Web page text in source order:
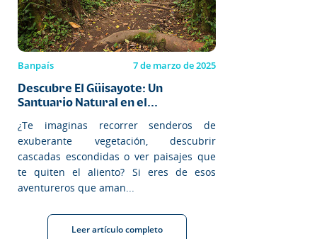
Banpaís 7 de marzo de 2025
Descubre El Güisayote: Un
Santuario Natural en el...
¿Te imaginas recorrer senderos de
exuberante vegetación, descubrir
cascadas escondidas o ver paisajes que
te quiten el aliento? Si eres de esos
aventureros que aman...
Leer artículo completo